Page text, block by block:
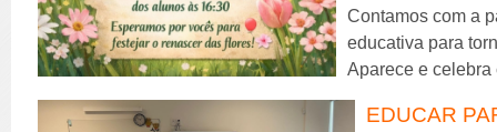
Contamos com a
educativa para
Aparece e celebra
EDUCAR